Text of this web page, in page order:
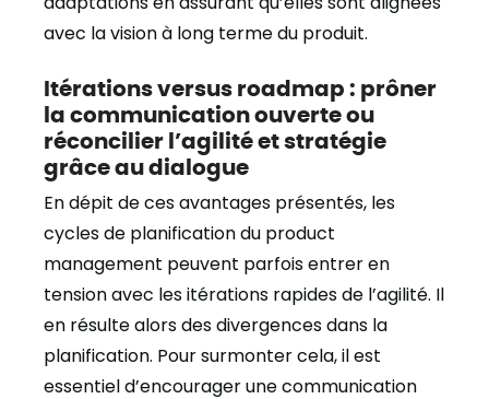
avec la vision à long terme du produit.
Itérations versus roadmap : prôner
la communication ouverte ou
réconcilier l’agilité et stratégie
grâce au dialogue
En dépit de ces avantages présentés, les
cycles de planification du product
management peuvent parfois entrer en
tension avec les itérations rapides de l’agilité. Il
en résulte alors des divergences dans la
planification. Pour surmonter cela, il est
essentiel d’encourager une communication